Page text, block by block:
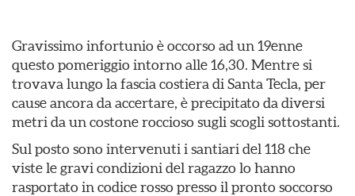
Gravissimo infortunio è occorso ad un 19enne
questo pomeriggio intorno alle 16,30. Mentre si
trovava lungo la fascia costiera di Santa Tecla, per
cause ancora da accertare, è precipitato da diversi
metri da un costone roccioso sugli scogli sottostanti.
Sul posto sono intervenuti i santiari del 118 che
viste le gravi condizioni del ragazzo lo hanno
rasportato in codice rosso presso il pronto soccorso